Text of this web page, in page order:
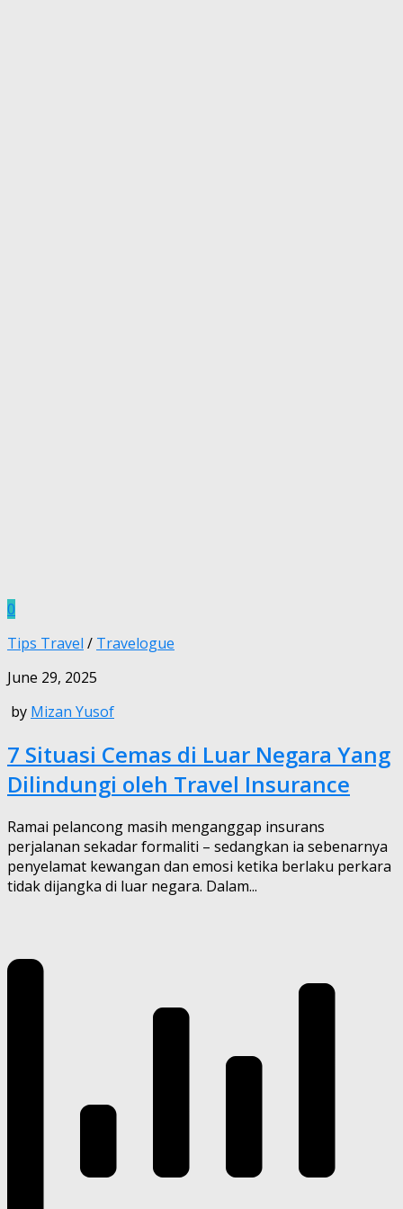
0
Tips Travel / Travelogue
June 29, 2025
by Mizan Yusof
7 Situasi Cemas di Luar Negara Yang
Dilindungi oleh Travel Insurance
Ramai pelancong masih menganggap insurans
perjalanan sekadar formaliti – sedangkan ia sebenarnya
penyelamat kewangan dan emosi ketika berlaku perkara
tidak dijangka di luar negara. Dalam...